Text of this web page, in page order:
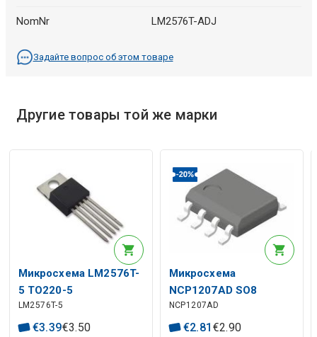
NomNr LM2576T-ADJ
Задайте вопрос об этом товаре
Другие товары той же марки
Микросхема LM2576T-
5 TO220-5
LM2576T-5
€3.39€3.50
Микросхема
NCP1207AD SO8
NCP1207AD
€2.81 €2.90